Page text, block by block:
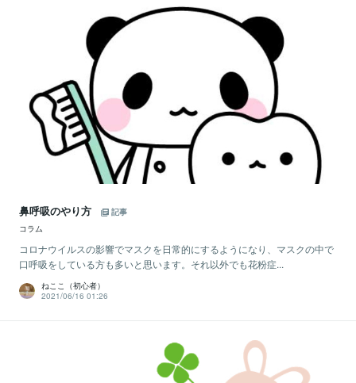
鼻呼吸のやり方
記事
コラム
コロナウイルスの影響でマスクを日常的にするようになり、マスクの中で
口呼吸をしている方も多いと思います。それ以外でも花粉症...
ねここ（初心者）
2021/06/16 01:26